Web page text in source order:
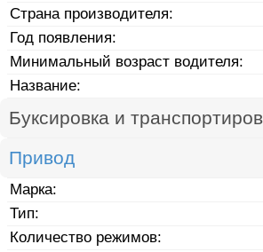
Страна производителя:
Год появления:
Минимальный возраст водителя:
Название:
Буксировка и
Привод
Марка:
Тип:
Количество режимов: